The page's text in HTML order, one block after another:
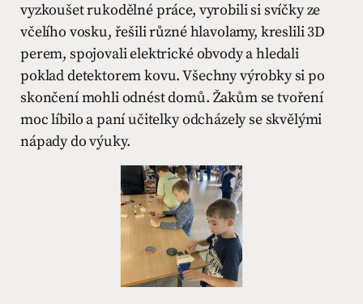
vyzkoušet rukodělné práce, vyrobili si svíčky ze
včelího vosku, řešili různé hlavolamy, kreslili 3D
perem, spojovali elektrické obvody a hledali
poklad detektorem kovu. Všechny výrobky si po
skončení mohli odnést domů. Žakům se tvoření
moc líbilo a paní učitelky odcházely se skvělými
nápady do výuky.